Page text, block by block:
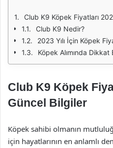
Club K9 Köpek Fiyatları
Club K9 Nedir?
2023 Yılı İçin Köpek
Köpek Alımında
Club K9 Köpek
Güncel Bilgiler
Köpek sahibi olmanın
için hayatlarının en anlamlı